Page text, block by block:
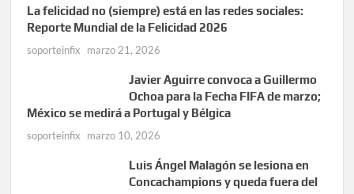
La felicidad no (siempre) está en las redes sociales:
Reporte Mundial de la Felicidad 2026
soporteinfix marzo 21, 2026
Javier Aguirre convoca a Guillermo
Ochoa para la Fecha FIFA de marzo;
México se medirá a Portugal y Bélgica
soporteinfix marzo 10, 2026
Luis Ángel Malagón se lesiona en
Concachampions y queda fuera del